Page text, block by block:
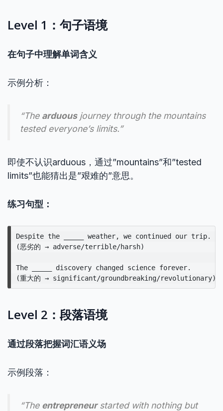
Level 1：句子语境
在句子中理解单词含义
示例分析：
“The arduousjourney through the mountains
tested everyone’s limits.”
即使不认识arduous，通过”mountains”和”tested
limits”也能猜出是”艰难的”意思。
练习句型：
Despite the _____ weather, we continued our trip.
(恶劣的 → adverse/terrible/harsh)
The _____ discovery changed science forever.
Level 2：段落语境
通过段落把握词汇语义场
示例段落：
“The entrepreneurstarted with nothing but